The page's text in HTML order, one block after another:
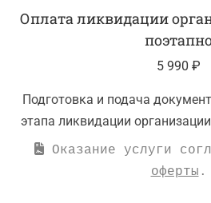
Оплата ликвидации
5 990 ₽
Подготовка и подача
этапа ликвидации
Оказание услуги
оферты .